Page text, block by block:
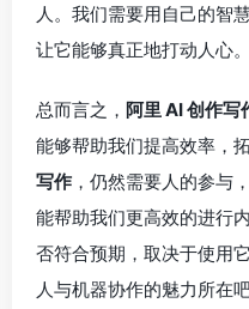
人。我们需要用自己的智
让它能够真正地打动人心。
总而言之， 阿里 AI 创作写
能够帮助我们提高效率，
写作 ，仍然需要人的参与
能帮助我们更高效的进行
否符合预期，取决于使用
人与机器协作的魅力所在吧